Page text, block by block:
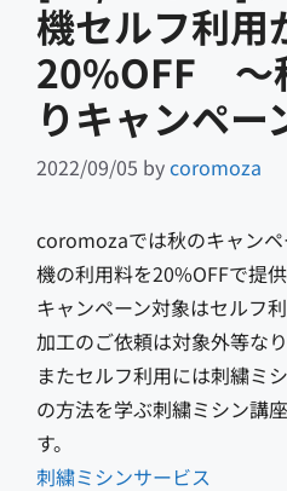
機セルフ利用
20%OFF 〜
りキャンペー
2022/09/05 bycoromoza
coromozaでは秋のキャン
機の利用料を20%OFFで提
キャンペーン対象はセルフ
加工のご依頼は対象外等なり
またセルフ利用には刺繍ミ
の方法を学ぶ刺繍ミシン講
す。
刺繍ミシンサービス